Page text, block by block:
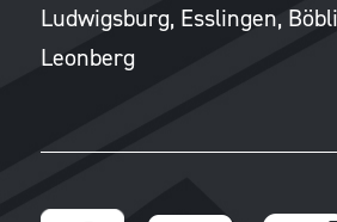
Ludwigsburg, Esslingen,
Leonberg